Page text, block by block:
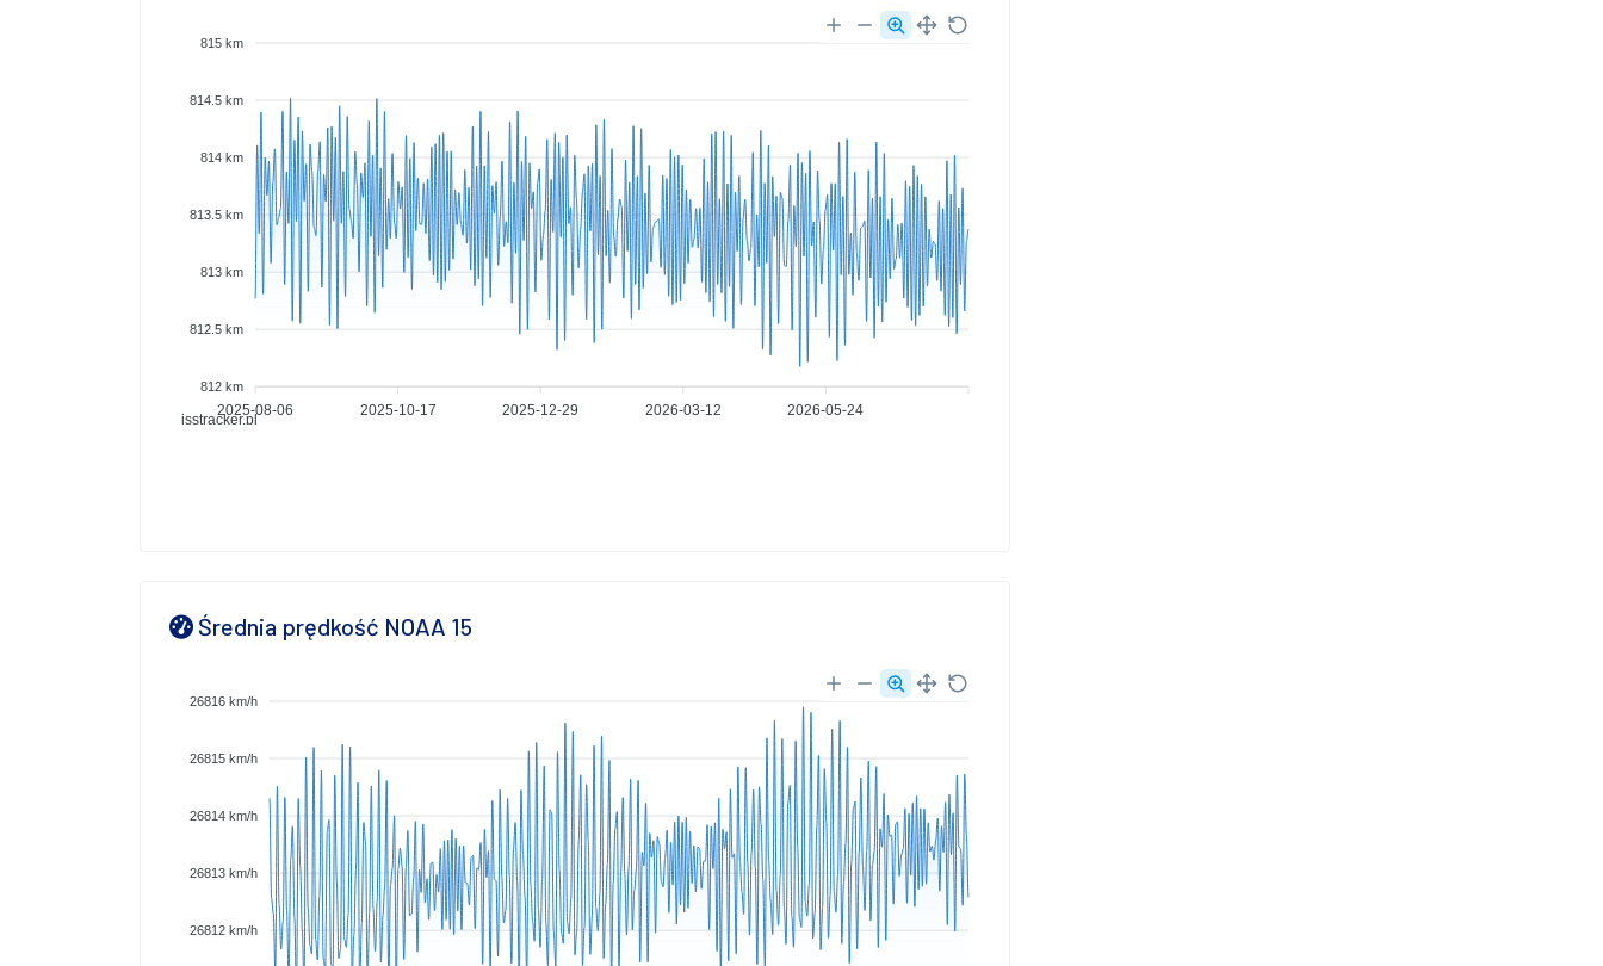
isstracker.pl
815 km
814.5 km
814 km
813.5 km
813 km
812.5 km
812 km
2025-08-06 2025-10-17 2025-12-29 2026-03-12 2026-05-24
Średnia prędkość NOAA 15
26816 km/h
26815 km/h
26814 km/h
26813 km/h
26812 km/h